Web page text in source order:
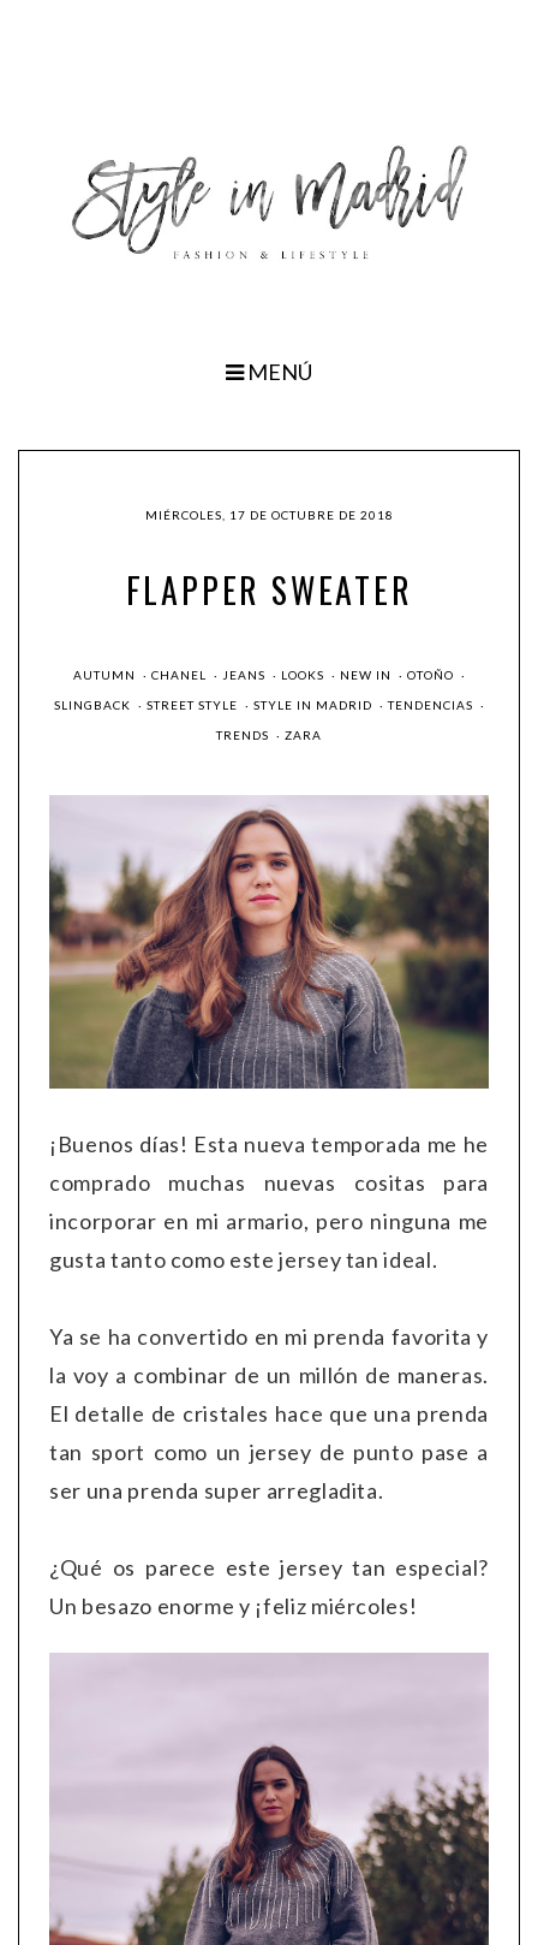
MENÚ
MIÉRCOLES, 17 DE OCTUBRE DE 2018
FLAPPER SWEATER
AUTUMN · CHANEL · JEANS · LOOKS · NEW IN · OTOÑO ·
SLINGBACK · STREET STYLE · STYLE IN MADRID ·TENDENCIAS ·
TRENDS · ZARA
¡Buenos días! Esta nueva temporada me he
comprado muchas nuevas cositas para
incorporar en mi armario, pero ninguna me
gusta tanto como este jersey tan ideal.
Ya se ha convertido en mi prenda favorita y
la voy a combinar de un millón de maneras.
El detalle de cristales hace que una prenda
tan sport como un jersey de punto pase a
ser una prenda super arregladita.
¿Qué os parece este jersey tan especial?
Un besazo enorme y ¡feliz miércoles!